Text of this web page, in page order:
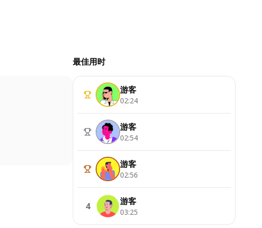
最佳用时
游客
02:24
游客
02:54
游客
02:56
4 游客
03:25